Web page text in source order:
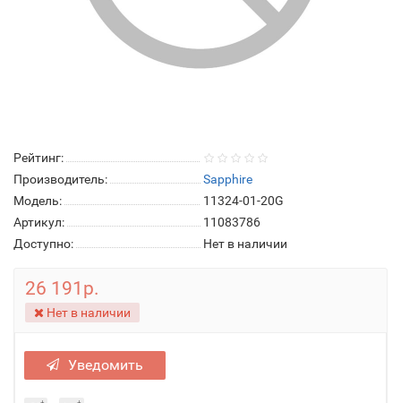
Рейтинг:
Производитель:
Sapphire
Модель:
11324-01-20G
Артикул:
11083786
Доступно:
Нет в наличии
26 191р.
Нет в наличии
Уведомить